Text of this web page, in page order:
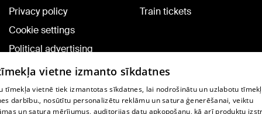
Privacy policy
Cookie settings
Political advertising
Cookie policy
Commenting terms
Train tickets
vietne izmanto sīkdatnes
tīmekļa vietnē tiek izmantotas sīkdatnes, lai nodrošinātu un uzlabotu
darbību., nosūtītu personalizētu reklāmu un satura ģenerēšanai, veiktu
un satura mērījumus, auditorijas datu apkopošanu, kā arī produktu